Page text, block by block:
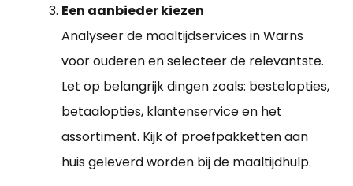
Een aanbieder kiezen
Analyseer de maaltijdservices in Warns
voor ouderen en selecteer de relevantste.
Let op belangrijk dingen zoals: bestelopties,
betaalopties, klantenservice en het
assortiment. Kijk of proefpakketten aan
huis geleverd worden bij de maaltijdhulp.